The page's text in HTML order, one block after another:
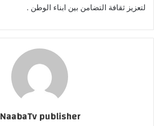
لتعزيز ثقافة التضامن بين ابناء الوطن .
NaabaTv publisher